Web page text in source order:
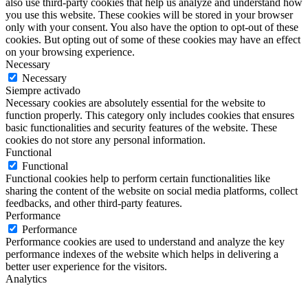
also use third-party cookies that help us analyze and understand how
you use this website. These cookies will be stored in your browser
only with your consent. You also have the option to opt-out of these
cookies. But opting out of some of these cookies may have an effect
on your browsing experience.
Necessary
Necessary
Siempre activado
Necessary cookies are absolutely essential for the website to
function properly. This category only includes cookies that ensures
basic functionalities and security features of the website. These
cookies do not store any personal information.
Functional
Functional
Functional cookies help to perform certain functionalities like
sharing the content of the website on social media platforms, collect
feedbacks, and other third-party features.
Performance
Performance
Performance cookies are used to understand and analyze the key
performance indexes of the website which helps in delivering a
better user experience for the visitors.
Analytics